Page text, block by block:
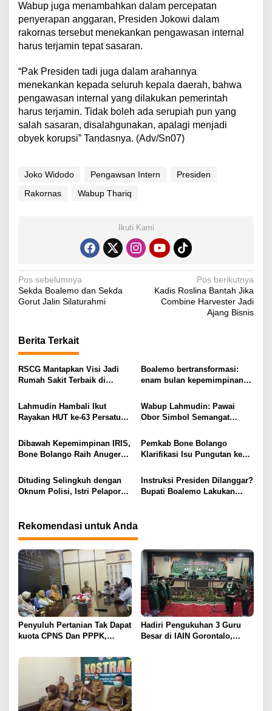
Wabup juga menambahkan dalam percepatan
penyerapan anggaran, Presiden Jokowi dalam
rakornas tersebut menekankan pengawasan internal
harus terjamin tepat sasaran.
“Pak Presiden tadi juga dalam arahannya
menekankan kepada seluruh kepala daerah, bahwa
pengawasan internal yang dilakukan pemerintah
harus terjamin. Tidak boleh ada serupiah pun yang
salah sasaran, disalahgunakan, apalagi menjadi
obyek korupsi” Tandasnya. (Adv/Sn07)
Joko Widodo Pengawsan Intern
Presiden
Rakornas
Wabup Thariq
Ikuti Kami
N
a
i
g
a
s
i
p
o
s
Pos sebelumnya
Sekda Boalemo dan Sekda
Gorut Jalin Silaturahmi
Pos berikutnya
Kadis Roslina Bantah Jika
Combine Harvester Jadi
Ajang Bisnis
Berita Terkait
RSCG Mantapkan Visi Jadi
Rumah Sakit Terbaik di
Boalemo bertransformasi:
enam bulan kepemimpinan
program strategis presiden
Prabowo
Lahmudin Hambali Ikut
Rayakan HUT ke-63 Persatuan
Indonesia
Wabup Lahmudin: Pawai
Obor Simbol Semangat
Dibawah Kepemimpinan IRIS,
Bone Bolango Raih Anugerah
Madya
Pemkab Bone Bolango
Klarifikasi Isu Pungutan ke
Benar”
Dituding Selingkuh dengan
Oknum Polisi, Istri Pelapor
Instruksi Presiden Dilanggar?
Bupati Boalemo Lakukan
Rekomendasi untuk Anda
Penyuluh Pertanian Tak Dapat
kuota CPNS Dan PPPK,
Begini
Hadiri Pengukuhan 3 Guru
Besar di IAIN Gorontalo,